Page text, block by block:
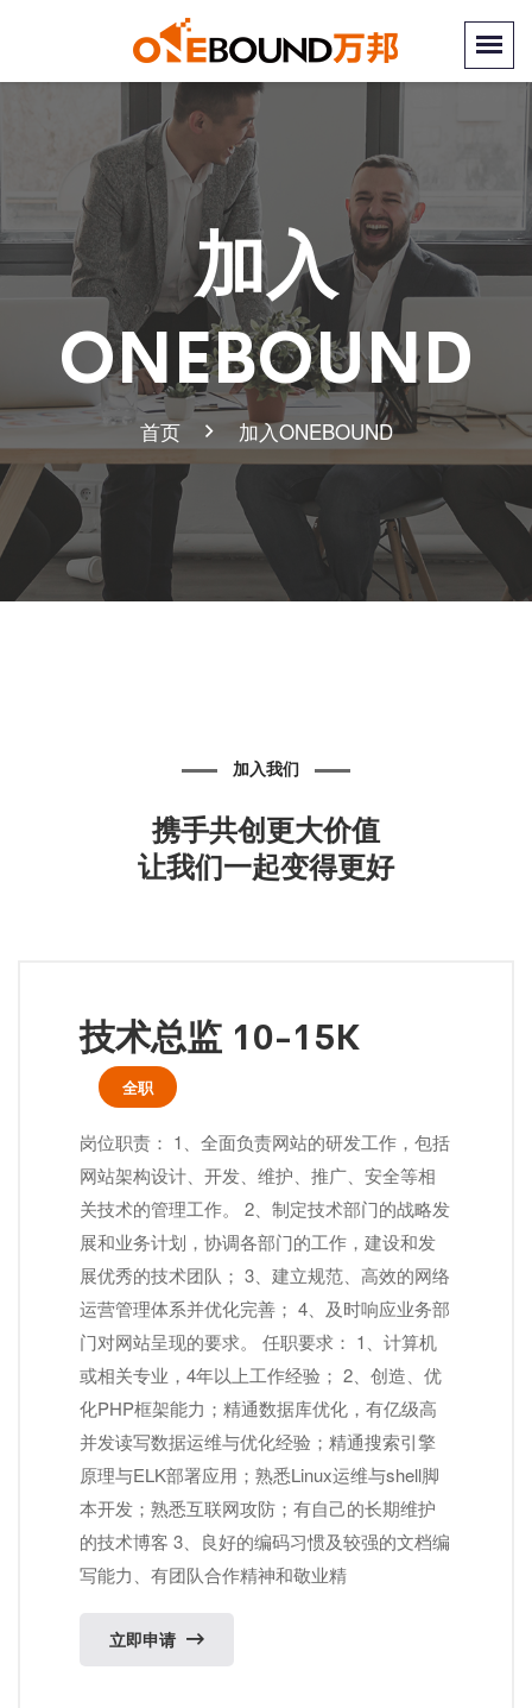
加入
ONEBOUND
首页 加入ONEBOUND
加入我们
携手共创更大价值
让我们一起变得更好
技术总监 10-15K
全职
岗位职责： 1、全面负责网站的研发工作，包括
网站架构设计、开发、维护、推广、安全等相
关技术的管理工作。 2、制定技术部门的战略发
展和业务计划，协调各部门的工作，建设和发
展优秀的技术团队； 3、建立规范、高效的网络
运营管理体系并优化完善； 4、及时响应业务部
门对网站呈现的要求。 任职要求： 1、计算机
或相关专业，4年以上工作经验； 2、创造、优
化PHP框架能力；精通数据库优化，有亿级高
并发读写数据运维与优化经验；精通搜索引擎
原理与ELK部署应用；熟悉Linux运维与shell脚
本开发；熟悉互联网攻防；有自己的长期维护
的技术博客 3、良好的编码习惯及较强的文档编
写能力、有团队合作精神和敬业精
立即申请